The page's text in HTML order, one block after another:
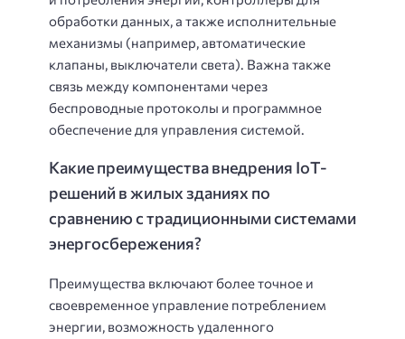
обработки данных, а также исполнительные
механизмы (например, автоматические
клапаны, выключатели света). Важна также
связь между компонентами через
беспроводные протоколы и программное
обеспечение для управления системой.
Какие преимущества внедрения IoT-
решений в жилых зданиях по
сравнению с традиционными системами
энергосбережения?
Преимущества включают более точное и
своевременное управление потреблением
энергии, возможность удаленного